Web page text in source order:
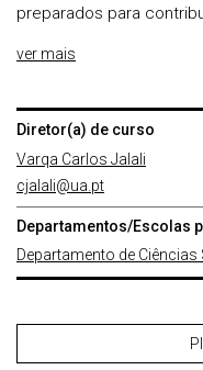
preparados para
ver mais
Diretor(a) de curso
Varqa Carlos Jalali
cjalali@ua.pt
Departamentos/Escolas
Departamento de